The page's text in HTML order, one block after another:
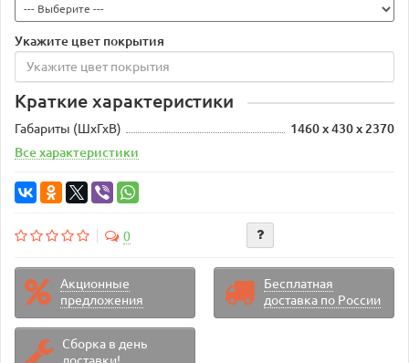
Укажите цвет покрытия
Краткие характеристики
Габариты (ШхГхВ)
1460 х 430 х 2370
Все характеристики
0
Акционные
предложения
Бесплатная
доставка по России
Сборка в день